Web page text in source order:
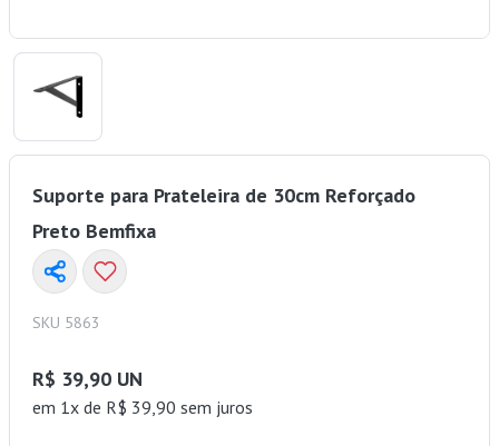
Suporte para Prateleira de 30cm Reforçado
Preto Bemfixa
SKU 5863
R$ 39,90 UN
em 1x de R$ 39,90 sem juros